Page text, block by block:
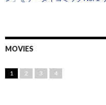
MOVIES
1 2 3 4